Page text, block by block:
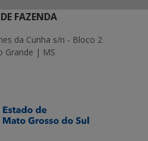
FAZENDA
da Cunha s/n - Bloco 2
Grande | MS